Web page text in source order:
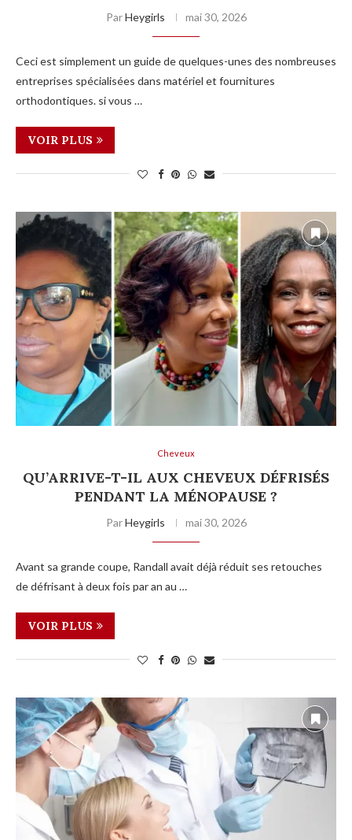
ParHeygirls mai 30, 2026
Ceci est simplement un guide de quelques-unes des nombreuses
entreprises spécialisées dans matériel et fournitures
orthodontiques. si vous …
VOIR PLUS
Cheveux
QU’ARRIVE-T-IL AUX CHEVEUX DÉFRISÉS
PENDANT LA MÉNOPAUSE ?
ParHeygirls mai 30, 2026
Avant sa grande coupe, Randall avait déjà réduit ses retouches
de défrisant à deux fois par an au …
VOIR PLUS